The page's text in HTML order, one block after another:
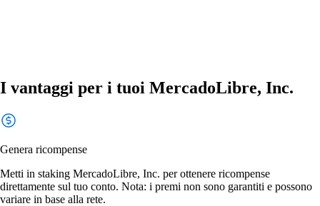
I vantaggi per i tuoi MercadoLibre, Inc.
Genera ricompense
Metti in staking MercadoLibre, Inc. per ottenere ricompense
direttamente sul tuo conto. Nota: i premi non sono garantiti e possono
variare in base alla rete.